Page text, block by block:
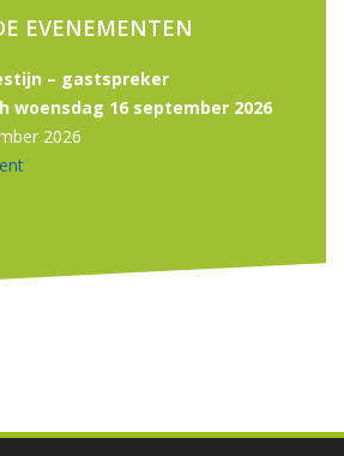
EVENEMENTEN
– gastspreker
woensdag 16 september 2026
2026